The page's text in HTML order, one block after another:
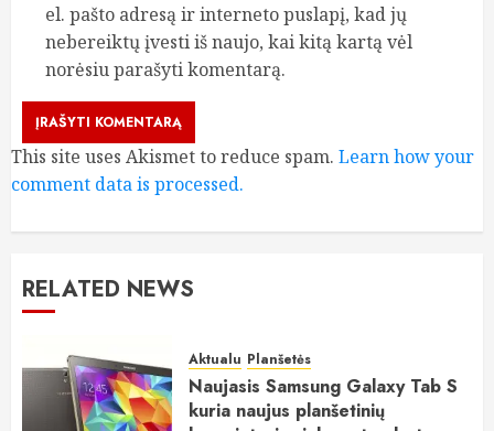
el. pašto adresą ir interneto puslapį, kad jų
nebereiktų įvesti iš naujo, kai kitą kartą vėl
norėsiu parašyti komentarą.
This site uses Akismet to reduce spam. Learn how your
comment data is processed.
RELATED NEWS
Aktualu Planšetės
Naujasis Samsung Galaxy Tab S
kuria naujus planšetinių